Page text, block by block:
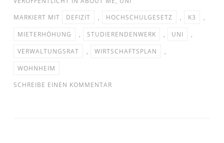
MARKIERT MIT
DEFIZIT , HOCHSCHULGESETZ , K3
,
MIETERHÖHUNG
, STUDIERENDENWERK , UNI
,
VERWALTUNGSRAT
, WIRTSCHAFTSPLAN
,
WOHNHEIM
SCHREIBE EINEN KOMMENTAR